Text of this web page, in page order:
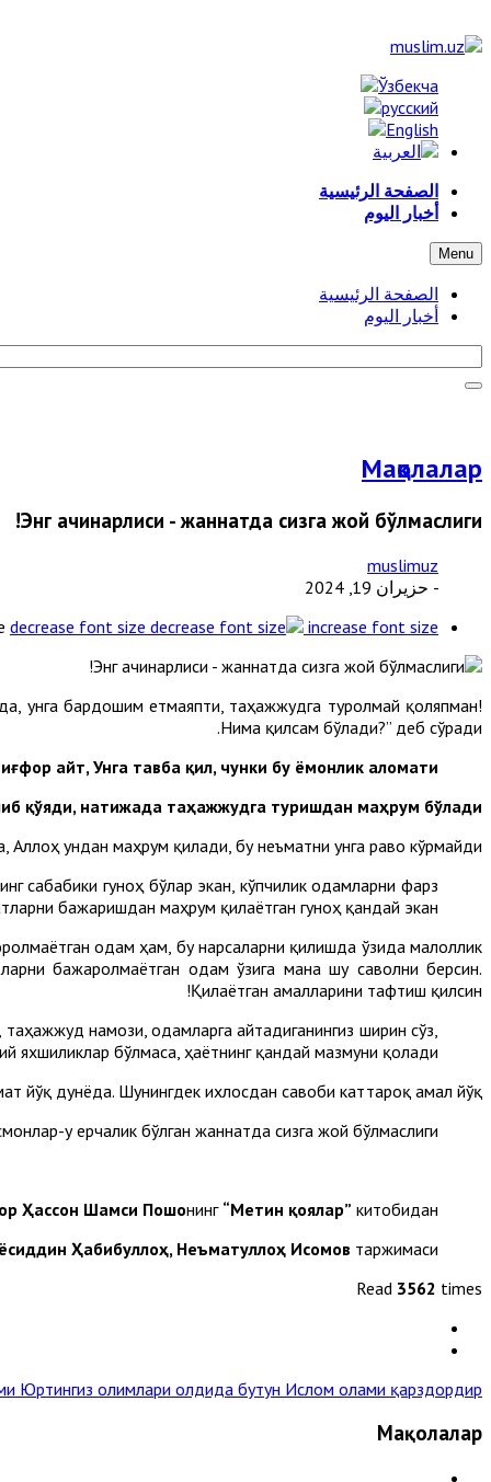
الصفحة الرئيسية
أخبار اليوم
Menu
الصفحة الرئيسية
أخبار اليوم
Мақолалар
Энг ачинарлиси - жаннатда сизга жой бўлмаслиги!
muslimuz
- حزيران 19, 2024
decrease font size increase font size
унга бардошим етмаяпти, таҳажжудга туролмай қоляпман!
Нима қилсам бўлади?” деб сўради.
айт, Унга тавба қил, чунки бу ёмонлик аломати!”.
қўяди, натижада таҳажжудга туришдан маҳрум бўлади”.
ундан маҳрум қилади, бу неъматни унга раво кўрмайди.
сабабики гуноҳ бўлар экан, кўпчилик одамларни фарз
бажаришдан маҳрум қилаётган гуноҳ қандай экан?!
одам ҳам, бу нарсаларни қилишда ўзида малоллик
бажаролмаётган одам ўзига мана шу саволни берсин.
Қилаётган амалларини тафтиш қилсин!
намози, одамларга айтадиганингиз ширин сўз,
яхшиликлар бўлмаса, ҳаётнинг қандай мазмуни қолади?!
йўқ дунёда. Шунингдек ихлосдан савоби каттароқ амал йўқ!
у ерчалик бўлган жаннатда сизга жой бўлмаслиги!
Ҳассон Шамси Пошонинг “Метин қоялар” китобидан
Ҳабибуллоҳ, Неъматуллоҳ Исомов таржимаси.
Read 3562 times
Юртингиз олимлари олдида бутун Ислом олами қарздордир »
Мақолалар